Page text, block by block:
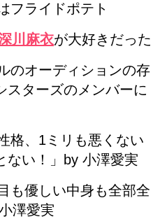
フライドポテト
川麻衣が大好きだった
のオーディションの存
スターズのメンバーに
格、1ミリも悪くない
ない！」by 小澤愛実
も優しい中身も全部全
澤愛実